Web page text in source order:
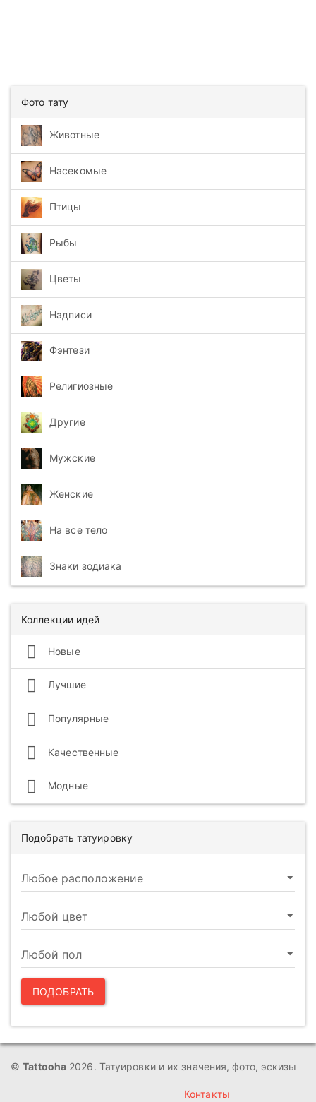
Фото тату
Животные
Насекомые
Птицы
Рыбы
Цветы
Надписи
Фэнтези
Религиозные
Другие
Мужские
Женские
На все тело
Знаки зодиака
Коллекции идей
Новые
Лучшие
Популярные
Качественные
Модные
Подобрать татуировку
ПОДОБРАТЬ
©Tattooha 2026. Татуировки и их значения, фото, эскизы
Контакты